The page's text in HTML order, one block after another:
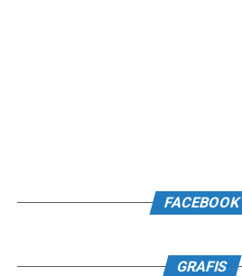
FACEBOOK
GRAFIS